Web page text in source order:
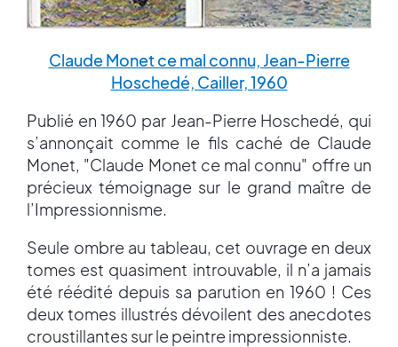
Claude Monet ce mal connu, Jean-Pierre
Hoschedé, Cailler, 1960
Publié en 1960 par Jean-Pierre Hoschedé, qui
s’annonçait comme le fils caché de Claude
Monet, "Claude Monet ce mal connu" offre un
précieux témoignage sur le grand maître de
l’Impressionnisme.
Seule ombre au tableau, cet ouvrage en deux
tomes est quasiment introuvable, il n’a jamais
été réédité depuis sa parution en 1960 ! Ces
deux tomes illustrés dévoilent des anecdotes
croustillantes sur le peintre impressionniste.